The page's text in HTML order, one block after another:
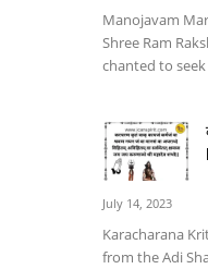
Manojavam
Shree Ram
chanted to
July 14, 2023
Karacharana
from the Adi